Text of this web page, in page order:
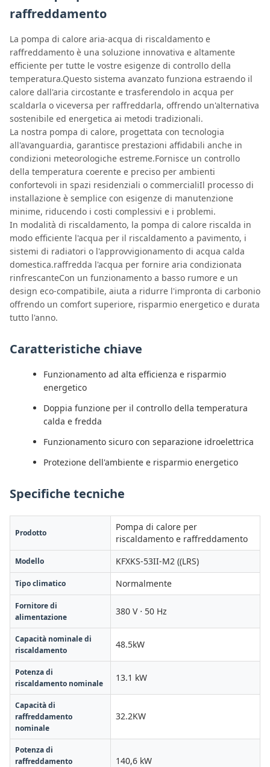
raffreddamento
La pompa di calore aria-acqua di riscaldamento e
raffreddamento è una soluzione innovativa e altamente
efficiente per tutte le vostre esigenze di controllo della
temperatura.Questo sistema avanzato funziona estraendo il
calore dall'aria circostante e trasferendolo in acqua per
scaldarla o viceversa per raffreddarla, offrendo un'alternativa
sostenibile ed energetica ai metodi tradizionali.
La nostra pompa di calore, progettata con tecnologia
all'avanguardia, garantisce prestazioni affidabili anche in
condizioni meteorologiche estreme.Fornisce un controllo
della temperatura coerente e preciso per ambienti
confortevoli in spazi residenziali o commercialiIl processo di
installazione è semplice con esigenze di manutenzione
minime, riducendo i costi complessivi e i problemi.
In modalità di riscaldamento, la pompa di calore riscalda in
modo efficiente l'acqua per il riscaldamento a pavimento, i
sistemi di radiatori o l'approvvigionamento di acqua calda
domestica.raffredda l'acqua per fornire aria condizionata
rinfrescanteCon un funzionamento a basso rumore e un
design eco-compatibile, aiuta a ridurre l'impronta di carbonio
offrendo un comfort superiore, risparmio energetico e durata
tutto l'anno.
Caratteristiche chiave
Funzionamento ad alta efficienza e risparmio
energetico
Doppia funzione per il controllo della temperatura
calda e fredda
Funzionamento sicuro con separazione idroelettrica
Protezione dell'ambiente e risparmio energetico
Specifiche tecniche
Prodotto
Pompa di calore per
riscaldamento e raffreddamento
Modello KFXKS-53II-M2 ((LRS)
Tipo climatico Normalmente
Fornitore di
alimentazione
380 V ⋅ 50 Hz
Capacità nominale di
riscaldamento
48.5kW
Potenza di
riscaldamento nominale
13.1 kW
Capacità di
raffreddamento
nominale
32.2KW
Potenza di
raffreddamento
140,6 kW